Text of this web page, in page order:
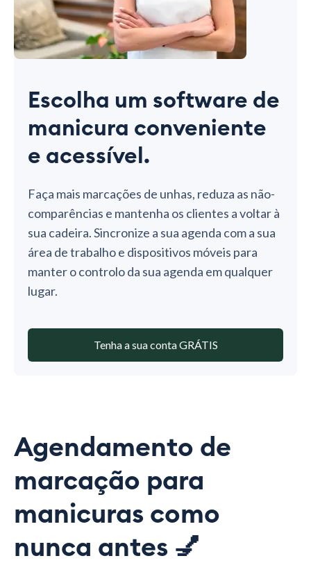
Escolha um software de
manicura conveniente
e acessível.
Faça mais marcações de unhas, reduza as não-
comparências e mantenha os clientes a voltar à
sua cadeira. Sincronize a sua agenda com a sua
área de trabalho e dispositivos móveis para
manter o controlo da sua agenda em qualquer
lugar.
Tenha a sua conta GRÁTIS
Agendamento de
marcação para
manicuras como
nunca antes 💅